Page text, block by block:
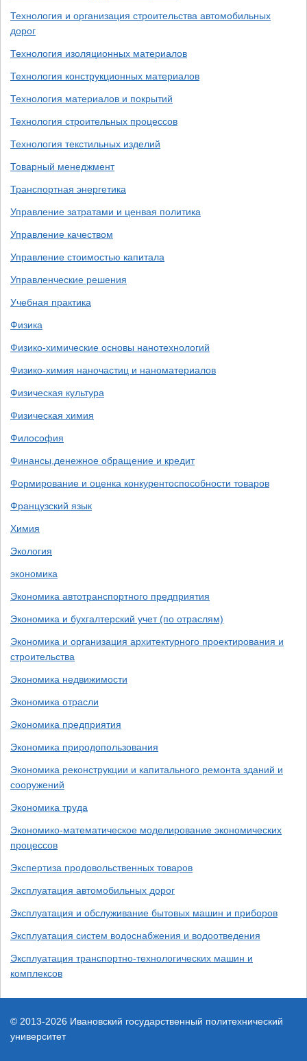
Технология и организация строительства автомобильных
дорог
Технология изоляционных материалов
Технология конструкционных материалов
Технология материалов и покрытий
Технология строительных процессов
Технология текстильных изделий
Товарный менеджмент
Транспортная энергетика
Управление затратами и ценвая политика
Управление качеством
Управление стоимостью капитала
Управленческие решения
Учебная практика
Физика
Физико-химические основы нанотехнологий
Физико-химия наночастиц и наноматериалов
Физическая культура
Физическая химия
Философия
Финансы,денежное обращение и кредит
Формирование и оценка конкурентоспособности товаров
Французский язык
Химия
Экология
экономика
Экономика автотранспортного предприятия
Экономика и бухгалтерский учет (по отраслям)
Экономика и организация архитектурного проектирования и
строительства
Экономика недвижимости
Экономика отрасли
Экономика предприятия
Экономика природопользования
Экономика реконструкции и капитального ремонта зданий и
сооружений
Экономика труда
Экономико-математическое моделирование экономических
процессов
Экспертиза продовольственных товаров
Эксплуатация автомобильных дорог
Эксплуатация и обслуживание бытовых машин и приборов
Эксплуатация систем водоснабжения и водоотведения
Эксплуатация транспортно-технологических машин и
комплексов
© 2013-2026 Ивановский государственный политехнический
университет